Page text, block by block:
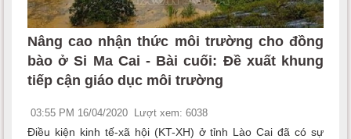
Nâng cao nhận thức môi trường cho đồng
bào ở Si Ma Cai - Bài cuối: Đề xuất khung
tiếp cận giáo dục môi trường
03:55 PM 16/04/2020 Lượt xem: 6038
Điều kiện kinh tế-xã hội (KT-XH) ở tỉnh Lào Cai đã có sự